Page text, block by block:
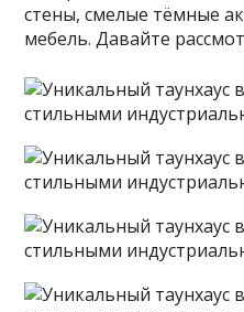
стены, смелые тёмные
мебель. Давайте